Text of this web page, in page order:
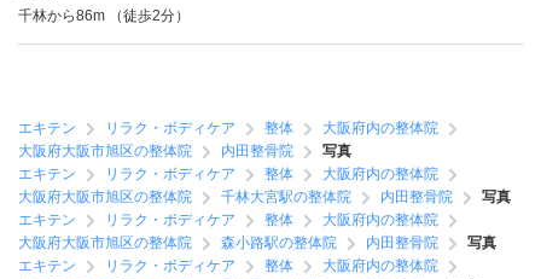
千林から86m （徒歩2分）
エキテン リラク・ボディケア 整体
大阪府内の整体院
大阪府大阪市旭区の整体院
内田整骨院
写真
エキテン
リラク・ボディケア 整体
大阪府内の整体院
大阪府大阪市旭区の整体院
千林大宮駅の整体院 内田整骨院
写真
エキテン
リラク・ボディケア 整体
大阪府内の整体院
大阪府大阪市旭区の整体院
森小路駅の整体院 内田整骨院
写真
エキテン
リラク・ボディケア 整体
大阪府内の整体院